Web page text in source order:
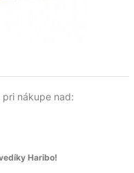
pri nákupe nad:
Haribo!